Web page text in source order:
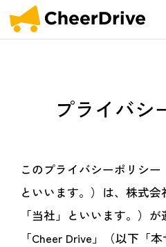
プライバシ
このプライバシーポリシー
といいます。）は、株式
「当社」といいます。）
「Cheer Drive」（以下「